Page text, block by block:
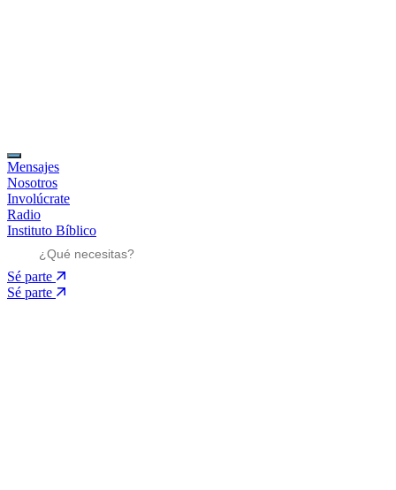
Mensajes
Nosotros
Involúcrate
Radio
Instituto Bíblico
Sé parte
Sé parte